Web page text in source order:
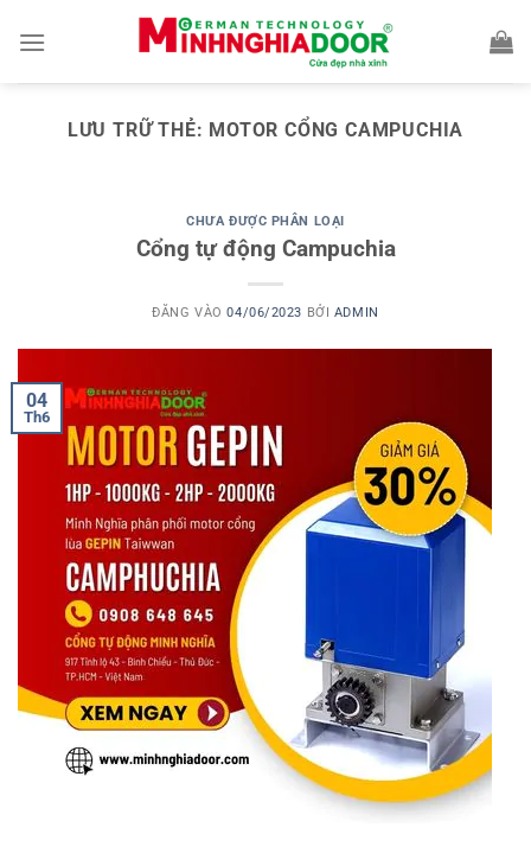
qua
LƯU TRỮ THẺ: MOTOR CỔNG CAMPUCHIA
CHƯA ĐƯỢC PHÂN LOẠI
Cổng tự động Campuchia
ĐĂNG VÀO04/06/2023 BỞI ADMIN
04
Th6